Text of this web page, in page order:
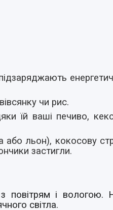
чи рис.
їй ваші печиво,
або льон), кокосову
застигли.
з повітрям і
світла.